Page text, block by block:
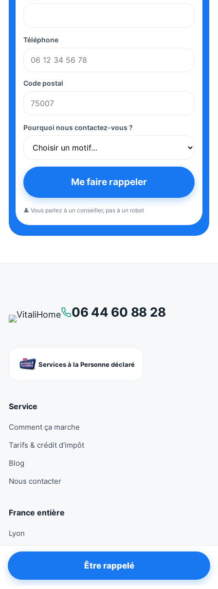
Téléphone
Code postal
Pourquoi nous contactez-vous ?
Me faire rappeler
👤 Vous parlez à un conseiller, pas à un robot
06 44 60 88 28
Services à la Personne déclaré
Service
Comment ça marche
Tarifs & crédit d'impôt
Blog
Nous contacter
France entière
Lyon
Bordeaux
Marseille
Être rappelé